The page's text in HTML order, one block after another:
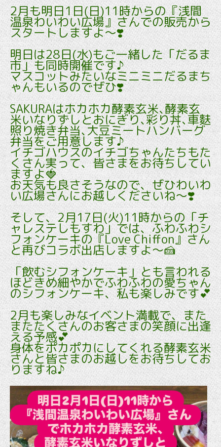
2月も明日1日(日)11時からの『浅間
温泉わいわい広場』さんでの販売から
スタートしますよ～❣️
明日は28日(水)もご一緒した「だるま
市」も同時開催です♪
マスコットみたいなミニミニだるまち
ゃんもいるのでぜひ❣️
SAKURAはホカホカ酵素玄米､酵素玄
米いなりずしとおにぎり､彩り丼､車麩
照り焼き弁当､大豆ミートハンバーグ
弁当をご用意します♪
イチゴハウスのイチゴちゃんたちもた
くさん実って、皆さまをお待ちしてい
ますよ🍓
お天気も良さそうなので、ぜひわいわ
い広場さんにお越しくださいね～❣️
そして、2月17日(火)11時からの「チ
ャレステしもすわ」では、ふわふわシ
フォンケーキの『Love Chiffon』さん
と再びコラボ出店しますよ～🍰
「飲むシフォンケーキ」とも言われる
ほどきめ細やかでふわふわの愛ちゃん
のシフォンケーキ、私も楽しみです💕
2月も楽しみなイベント満載で、また
またたくさんのお客さまの笑顔に出逢
える予感💕
身体をポカポカにしてくれる酵素玄米
さんと皆さまのお越しをお待ちしてお
りますね♪